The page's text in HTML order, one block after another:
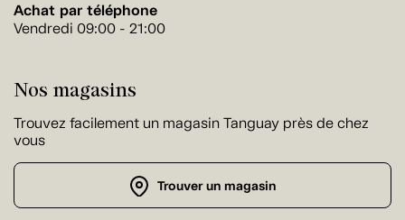
Achat par téléphone
Vendredi 09:00 - 21:00
Nos magasins
Trouvez facilement un magasin Tanguay près de chez
vous
Trouver un magasin